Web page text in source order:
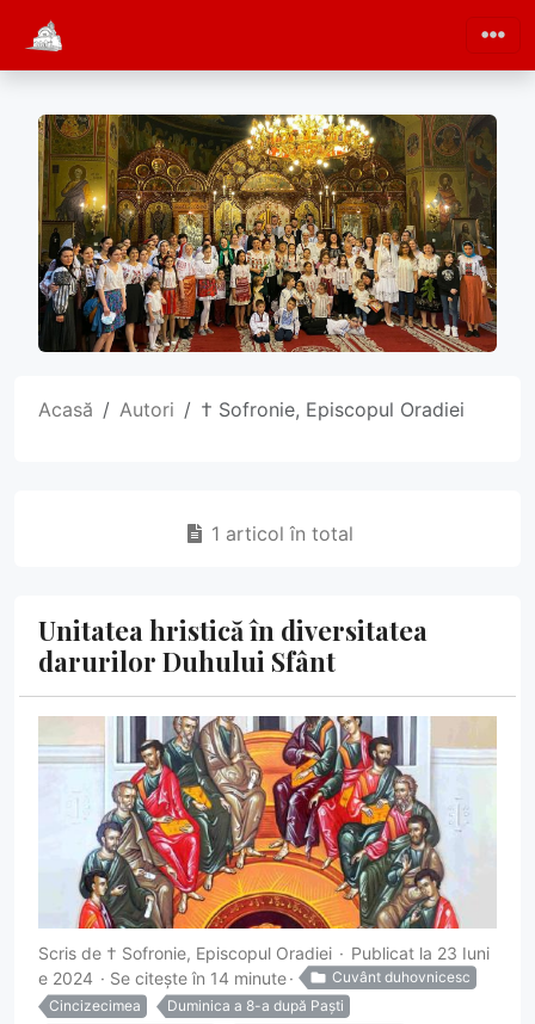
Acasă Autori † Sofronie, Episcopul Oradiei
1 articol în total
Unitatea hristică în diversitatea
darurilor Duhului Sfânt
Scris de † Sofronie, Episcopul Oradiei
Publicat la 23 Iuni
e 2024
Se citește în 14 minute
Cuvânt duhovnicesc
Cincizecimea
Duminica a 8-a după Paști